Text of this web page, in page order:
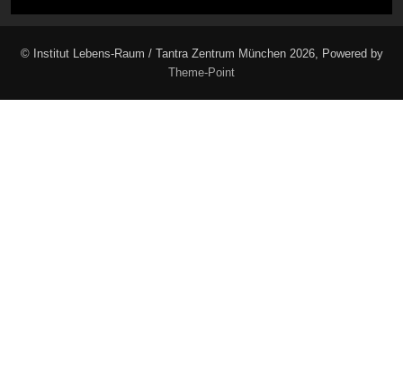
© Institut Lebens-Raum / Tantra Zentrum München 2026, Powered by
Theme-Point